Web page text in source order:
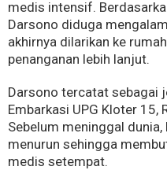
medis intensif.
Darsono diduga
akhirnya dilarikan ke
penanganan lebih lanjut.
Darsono tercatat sebagai
Embarkasi UPG Kloter 15,
Sebelum meninggal
menurun sehingga
medis setempat.